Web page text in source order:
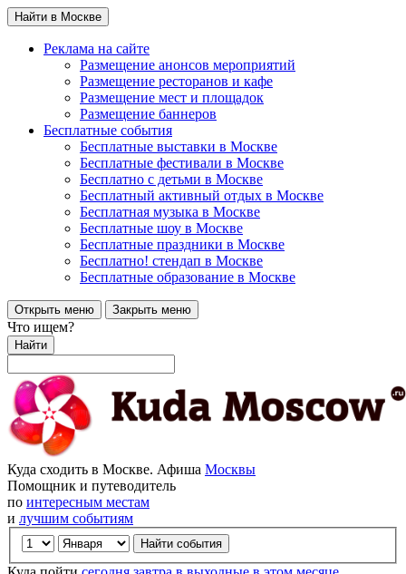
Найти в Москве
Реклама на сайте
Размещение анонсов мероприятий
Размещение ресторанов и кафе
Размещение мест и площадок
Размещение баннеров
Бесплатные события
Бесплатные выставки в Москве
Бесплатные фестивали в Москве
Бесплатно с детьми в Москве
Бесплатный активный отдых в Москве
Бесплатная музыка в Москве
Бесплатные шоу в Москве
Бесплатные праздники в Москве
Бесплатно! стендап в Москве
Бесплатные образование в Москве
Открыть меню Закрыть меню
Что ищем?
Найти
Куда сходить в Москве. Афиша Москвы
Помощник и путеводитель
по интересным местам
и лучшим событиям